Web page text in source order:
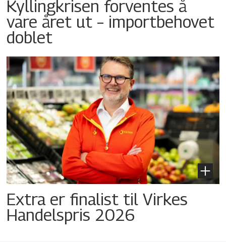
Kyllingkrisen forventes å
vare året ut – importbehovet
doblet
Extra er finalist til Virkes
Handelspris 2026